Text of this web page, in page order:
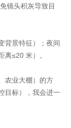
镜头积灰导致目
背景特征）；夜间
离≤20 米）。
农业大棚）的方
目标），我会进一